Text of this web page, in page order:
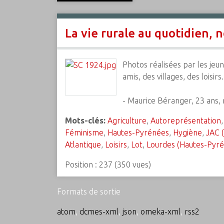
La vie rurale au quotidien,
Photos réalisées par les
amis, des villages, des
- Maurice Béranger, 23
Mots-clés: Agriculture, Autoreprésentation,
Féminisme, Hautes-Pyrénées, Hygiène, JAC
Atlantique, Loisirs, Lot, Lourdes (Hautes-
Position : 237 (350 vues)
Formats de sortie
atom, dcmes-xml, json, omeka-xml, rss2